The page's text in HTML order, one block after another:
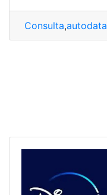
Consulta,autodata